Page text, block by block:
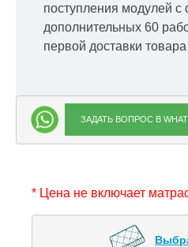
поступления модулей
дополнительных 60
первой доставки
ЗАДАТЬ ВОПРОС В
* Цена не включает